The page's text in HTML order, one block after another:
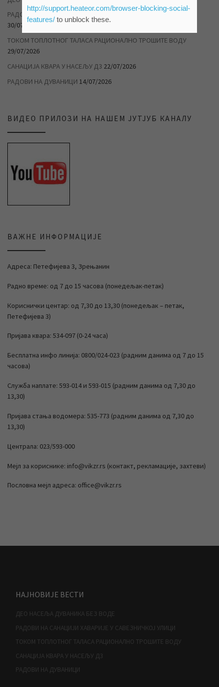
РАДОВИ НА САНАЦИЈИ ХАВАРИЈЕ У САВЕЗНИЧКОЈ УЛИЦИ
30/07/2026
ТОКОМ ТОПЛОТНОГ ТАЛАСА РАЦИОНАЛНО ТРОШИТЕ ВОДУ
29/07/2026
САНАЦИЈА КВАРА У НАСЕЉУ Д3 22/07/2026
РАДОВИ НА ДУВАНИЦИ 14/07/2026
ВИДЕО ПРИЛОЗИ НА НАШЕМ ЈУТЈУБ КАНАЛУ
ВАЖНЕ ИНФОРМАЦИЈЕ
Адреса: Петефијева 3, Зрењанин
Радно време: од 7 до 15 часова (понедељак-петак)
Кориснички центар: од 7,30 до 13,30 (понедељак – петак,
Петефијева 3)
Пријава квара: 534-097 (0-24 часа)
Бесплатна инфо линија: 0800/024-023 (радним данима од 7 до 15
часова)
Служба наплате: 593-014 и 593-015 (радним данима од 7,30 до
13,30)
Пријава стања водомера: 535-773 (радним данима од 7,30 до
13,30)
Централа: 023/593-000
Мејл за кориснике: info@vikzr.rs (контакт, рекламације, захтеви)
Пословна мејл адреса: office@vikzr.rs
НАЈНОВИЈЕ ВЕСТИ
ДЕО НАСЕЉА ДУВАНИКА БЕЗ ВОДЕ
РАДОВИ НА САНАЦИЈИ ХАВАРИЈЕ У САВЕЗНИЧКОЈ УЛИЦИ
ТОКОМ ТОПЛОТНОГ ТАЛАСА РАЦИОНАЛНО ТРОШИТЕ ВОДУ
САНАЦИЈА КВАРА У НАСЕЉУ Д3
РАДОВИ НА ДУВАНИЦИ
http://support.heateor.com/browser-blocking-social-
features/to unblock these.